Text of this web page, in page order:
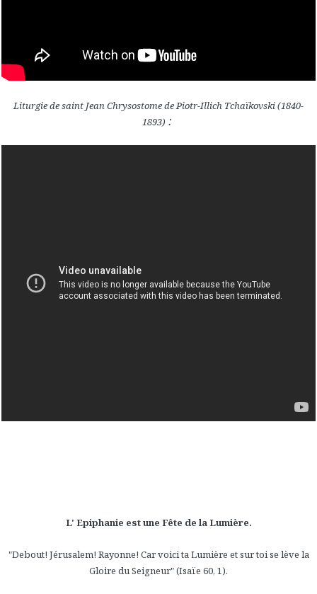
Liturgie de saint Jean Chrysostome de Piotr-Illich Tchaïkovski (1840-
1893) :
L' Epiphanie est une Fête de la Lumière.
"Debout! Jérusalem! Rayonne! Car voici ta Lumière et sur toi se lève la
Gloire du Seigneur" (Isaïe 60, 1).